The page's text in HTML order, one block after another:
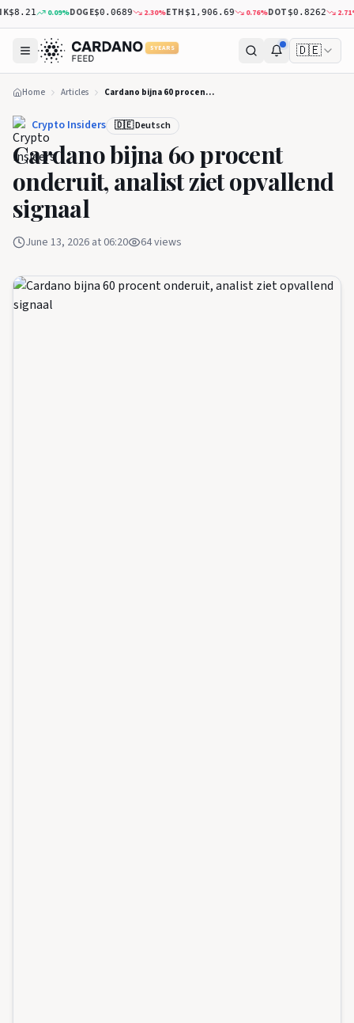
0.09%DOGE$0.0689 2.30%ETH$1,906.69 0.76%DOT$0.8262 2.71%
5 YEARS 🇩🇪
Home Articles Cardano bijna 60 procent onderuit, analist ziet opvallend signaal
Crypto Insiders 🇩🇪 Deutsch
Cardano bijna 60 procent
onderuit, analist ziet opvallend
signaal
June 13, 2026 at 06:20 64views